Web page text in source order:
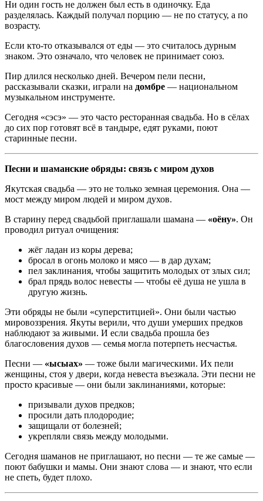
Ни один гость не должен был есть в одиночку. Еда
разделялась. Каждый получал порцию — не по статусу, а по
возрасту.
Если кто-то отказывался от еды — это считалось дурным
знаком. Это означало, что человек не принимает союз.
Пир длился несколько дней. Вечером пели песни,
рассказывали сказки, играли на домбре — национальном
музыкальном инструменте.
Сегодня «сэсэ» — это часто ресторанная свадьба. Но в сёлах
до сих пор готовят всё в тандыре, едят руками, поют
старинные песни.
Песни и шаманские обряды: связь с миром духов
Якутская свадьба — это не только земная церемония. Она —
мост между миром людей и миром духов.
В старину перед свадьбой приглашали шамана — «оёну». Он
проводил ритуал очищения:
жёг ладан из коры дерева;
бросал в огонь молоко и мясо — в дар духам;
пел заклинания, чтобы защитить молодых от злых сил;
брал прядь волос невесты — чтобы её душа не ушла в
другую жизнь.
Эти обряды не были «суперститцией». Они были частью
мировоззрения. Якуты верили, что души умерших предков
наблюдают за живыми. И если свадьба прошла без
благословения духов — семья могла потерпеть несчастья.
Песни — «ысыах» — тоже были магическими. Их пели
женщины, стоя у двери, когда невеста въезжала. Эти песни не
просто красивые — они были заклинаниями, которые:
призывали духов предков;
просили дать плодородие;
защищали от болезней;
укрепляли связь между молодыми.
Сегодня шаманов не приглашают, но песни — те же самые —
поют бабушки и мамы. Они знают слова — и знают, что если
не спеть, будет плохо.